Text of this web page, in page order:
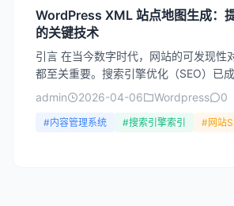
WordPress XML 站点地图生成：
的关键技术
引言 在当今数字时代，网站的可发现性
都至关重要。搜索引擎优化（SEO）已
键因素之一，而站点地图则是SEO策略
admin 2026-04-06 Wordpress 0
#内容管理系统 #搜索引擎索引 #网站